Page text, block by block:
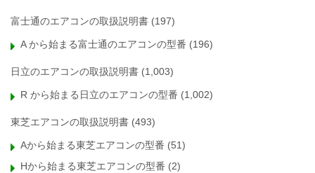
富士通のエアコンの取扱説明書 (197)
A から始まる富士通のエアコンの型番 (196)
日立のエアコンの取扱説明書 (1,003)
R から始まる日立のエアコンの型番 (1,002)
東芝エアコンの取扱説明書 (493)
Aから始まる東芝エアコンの型番 (51)
Hから始まる東芝エアコンの型番 (2)